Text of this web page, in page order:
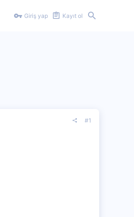
Giriş yap Kayıt ol
#1